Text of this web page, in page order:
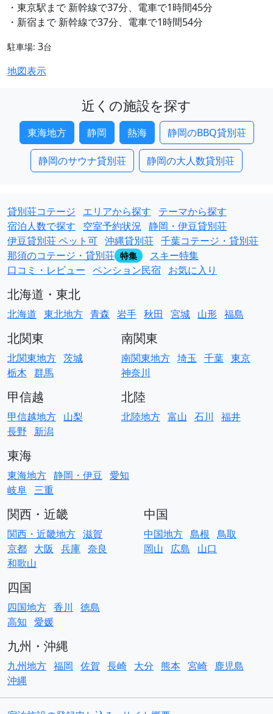
・東京駅まで 新幹線で37分、電車で1時間45分
・新宿まで 新幹線で37分、電車で1時間54分
駐車場: 3台
地図表示
近くの施設を探す
東海地方 静岡 熱海 静岡のBBQ貸別荘
静岡のサウナ貸別荘 静岡の大人数貸別荘
貸別荘コテージ エリアから探す
テーマから探す
宿泊人数で探す
空室予約状況 静岡・伊豆貸別荘
伊豆貸別荘 ペット可 沖縄貸別荘 千葉コテージ・貸別荘
那須のコテージ・貸別荘 特集
スキー特集
口コミ・レビュー ペンション民宿 お気に入り
北海道・東北
北海道 東北地方 青森 岩手 秋田 宮城 山形 福島
北関東
北関東地方 茨城
栃木 群馬
南関東
南関東地方 埼玉 千葉 東京
神奈川
甲信越
甲信越地方 山梨
長野
新潟
北陸
北陸地方 富山 石川 福井
東海
東海地方 静岡・伊豆 愛知
岐阜 三重
関西・近畿
関西・近畿地方 滋賀
京都 大阪 兵庫 奈良
和歌山
中国
中国地方 島根 鳥取
岡山
広島 山口
四国
四国地方 香川
徳島
高知 愛媛
九州・沖縄
九州地方 福岡 佐賀 長崎 大分 熊本 宮崎
鹿児島
沖縄